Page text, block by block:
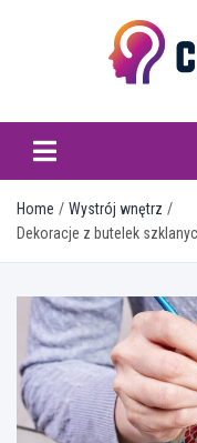
Home
Wystrój wnętrz
Dekoracje z butelek